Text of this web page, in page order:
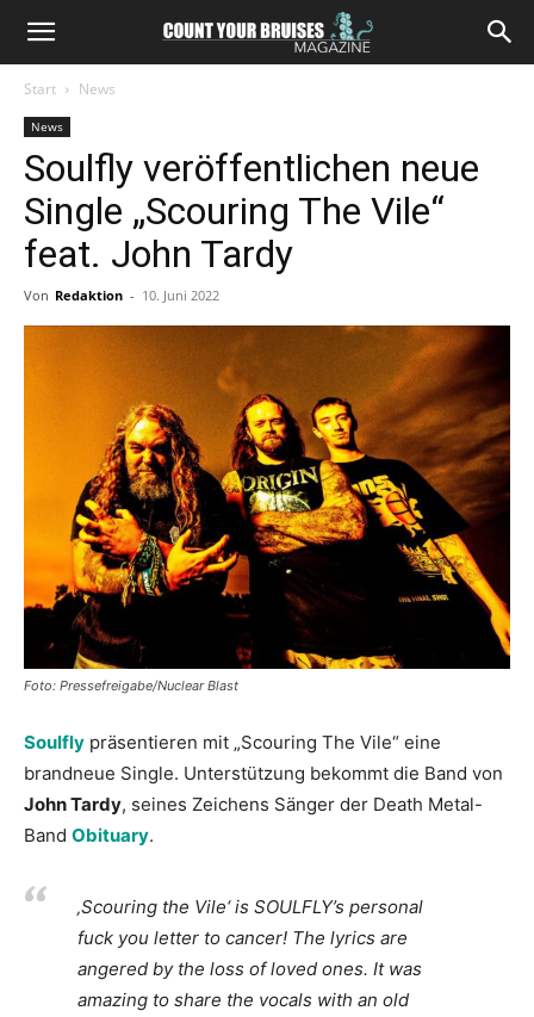
Start News
News
Soulfly veröffentlichen neue
Single „Scouring The Vile“
feat. John Tardy
Von Redaktion - 10. Juni 2022
Foto: Pressefreigabe/Nuclear Blast
Soulfly präsentieren mit „Scouring The Vile“ eine
brandneue Single. Unterstützung bekommt die Band von
John Tardy, seines Zeichens Sänger der Death Metal-
Band Obituary.
‚Scouring the Vile‘ is SOULFLY’s personal
fuck you letter to cancer! The lyrics are
angered by the loss of loved ones. It was
amazing to share the vocals with an old